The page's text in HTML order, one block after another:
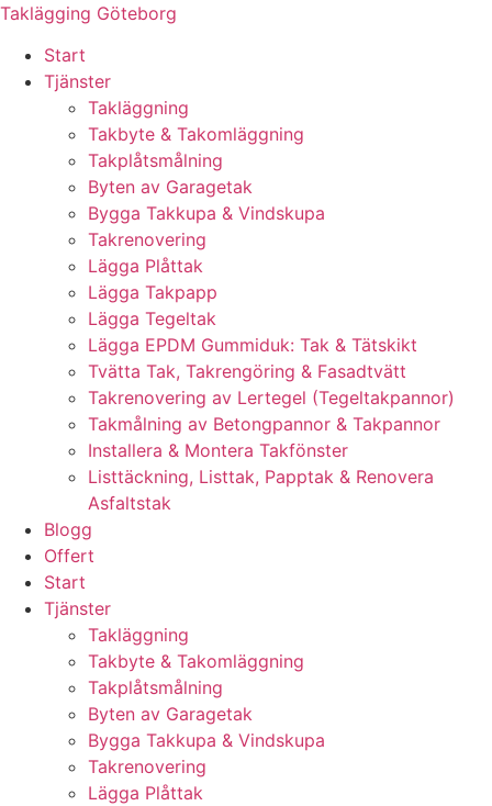
Skip
content
Taklägging Göteborg
Start
Tjänster
Takläggning
Takbyte & Takomläggning
Takplåtsmålning
Byten av Garagetak
Bygga Takkupa & Vindskupa
Takrenovering
Lägga Plåttak
Lägga Takpapp
Lägga Tegeltak
Lägga EPDM Gummiduk: Tak & Tätskikt
Tvätta Tak, Takrengöring & Fasadtvätt
Takrenovering av Lertegel (Tegeltakpannor)
Takmålning av Betongpannor & Takpannor
Installera & Montera Takfönster
Listtäckning, Listtak, Papptak & Renovera
Asfaltstak
Blogg
Offert
Start
Tjänster
Takläggning
Takbyte & Takomläggning
Takplåtsmålning
Byten av Garagetak
Bygga Takkupa & Vindskupa
Takrenovering
Lägga Plåttak